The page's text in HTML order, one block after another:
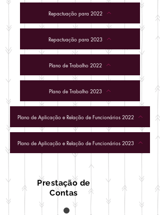
Repactuação para 2022
Repactuação para 2023
Plano de Trabalho 2022
Plano de Trabalho 2023
Plano de Aplicação e Relação de Funcionários 2022
Plano de Aplicação e Relação de Funcionários 2023
Prestação de
Contas